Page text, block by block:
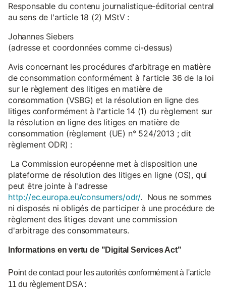
Responsable du contenu journalistique-éditorial central
au sens de l'article 18 (2) MStV :
Johannes Siebers
(adresse et coordonnées comme ci-dessus)
Avis concernant les procédures d'arbitrage en matière
de consommation conformément à l'article 36 de la loi
sur le règlement des litiges en matière de
consommation (VSBG) et la résolution en ligne des
litiges conformément à l'article 14 (1) du règlement sur
la résolution en ligne des litiges en matière de
consommation (règlement (UE) n° 524/2013 ; dit
règlement ODR) :
La Commission européenne met à disposition une
plateforme de résolution des litiges en ligne (OS), qui
peut être jointe à l'adresse
http://ec.europa.eu/consumers/odr/. Nous ne sommes
ni disposés ni obligés de participer à une procédure de
règlement des litiges devant une commission
d'arbitrage des consommateurs.
Informations en vertu de "Digital Services Act"
Point de contact pour les autorités conformément à l'article
11 du règlement DSA :